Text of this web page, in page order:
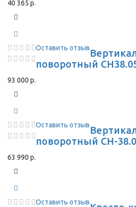
40 365 р.
Оставить отзыв
поворотный
93 000 р.
Оставить отзыв
поворотный СН-
63 990 р.
Оставить отзыв